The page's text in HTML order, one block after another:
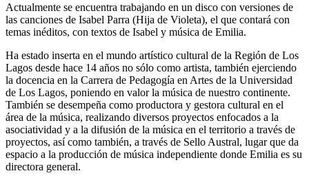
Actualmente se encuentra trabajando en un disco con versiones de
las canciones de Isabel Parra (Hija de Violeta), el que contará con
temas inéditos, con textos de Isabel y música de Emilia.
Ha estado inserta en el mundo artístico cultural de la Región de Los
Lagos desde hace 14 años no sólo como artista, también ejerciendo
la docencia en la Carrera de Pedagogía en Artes de la Universidad
de Los Lagos, poniendo en valor la música de nuestro continente.
También se desempeña como productora y gestora cultural en el
área de la música, realizando diversos proyectos enfocados a la
asociatividad y a la difusión de la música en el territorio a través de
proyectos, así como también, a través de Sello Austral, lugar que da
espacio a la producción de música independiente donde Emilia es su
directora general.